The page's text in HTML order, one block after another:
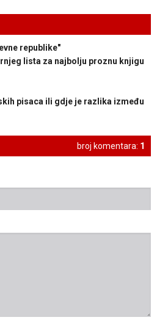
republike"
lista za najbolju proznu knjigu
pisaca ili gdje je razlika između
broj komentara: 1